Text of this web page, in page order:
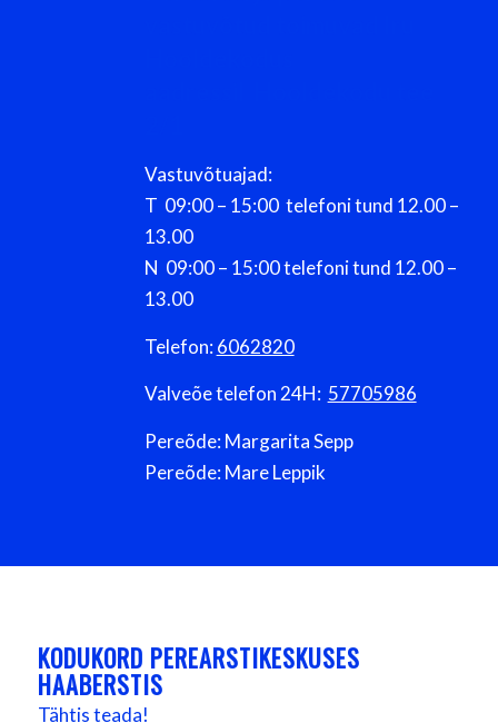
Vastuvõtuajad:
T 09:00 – 15:00 telefoni tund 12.00 –
13.00
N 09:00 – 15:00 telefoni tund 12.00 –
13.00
Telefon:6062820
Valveõe telefon 24H: 57705986
Pereõde: Margarita Sepp
Pereõde: Mare Leppik
KODUKORD PEREARSTIKESKUSES
HAABERSTIS
Tähtis teada!